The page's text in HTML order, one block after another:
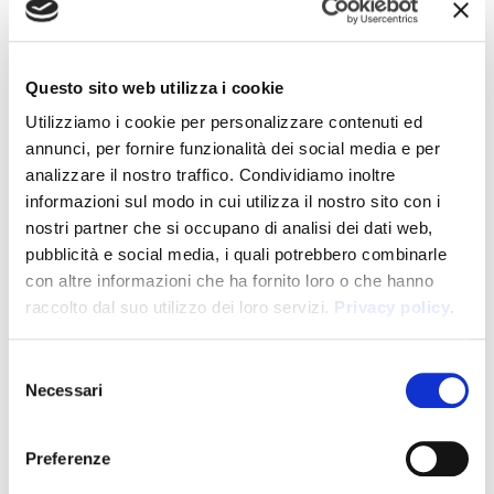
Questo sito web utilizza i cookie
Utilizziamo i cookie per personalizzare contenuti ed
annunci, per fornire funzionalità dei social media e per
analizzare il nostro traffico. Condividiamo inoltre
informazioni sul modo in cui utilizza il nostro sito con i
nostri partner che si occupano di analisi dei dati web,
pubblicità e social media, i quali potrebbero combinarle
con altre informazioni che ha fornito loro o che hanno
raccolto dal suo utilizzo dei loro servizi. Privacy policy.
delNecessari
Preferenze
delle proprie pagine.
Widget Video YouTube (Google Inc.)
video gestito da Google Inc. che permette a questa
Applicazione di integrare tali contenuti all’interno
delle proprie pagine.
Dati Personali raccolti: Cookie e Dati di utilizzo.
Luogo del trattamento: USA –Privacy Policy.
Come posso esprimere il consenso
all’installazione di Cookie?
impedire – ad esempio – che terze parti possano
possibile eliminare i Cookie installati in passato,
incluso il Cookie in cui venga eventualmente salvato il